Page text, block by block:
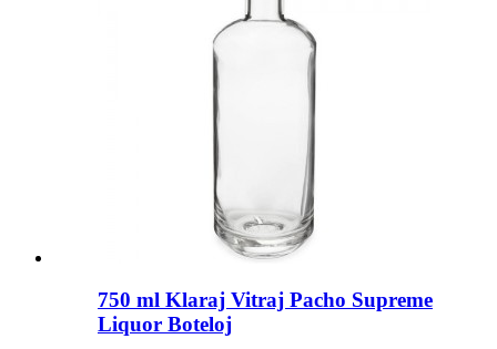
750 ml Klaraj Vitraj Pacho Supreme
Liquor Boteloj